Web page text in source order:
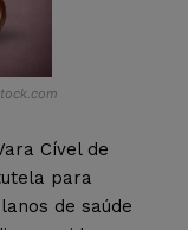
Cível de
para
de saúde